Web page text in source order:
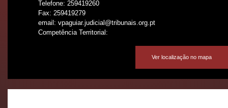
Telefone: 259419260
Fax: 259419279
email: vpaguiar.judicial@tribunais.org.pt
Competência Territorial:
Ver localização no mapa